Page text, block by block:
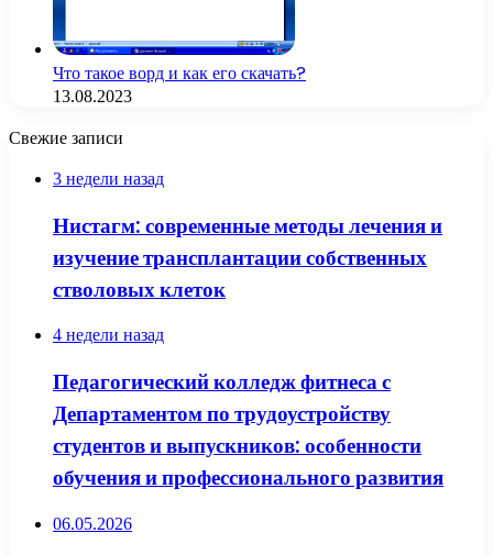
Что такое ворд и как его скачать?
13.08.2023
Свежие записи
3 недели назад
Нистагм: современные методы лечения и
изучение трансплантации собственных
стволовых клеток
4 недели назад
Педагогический колледж фитнеса с
Департаментом по трудоустройству
студентов и выпускников: особенности
обучения и профессионального развития
06.05.2026